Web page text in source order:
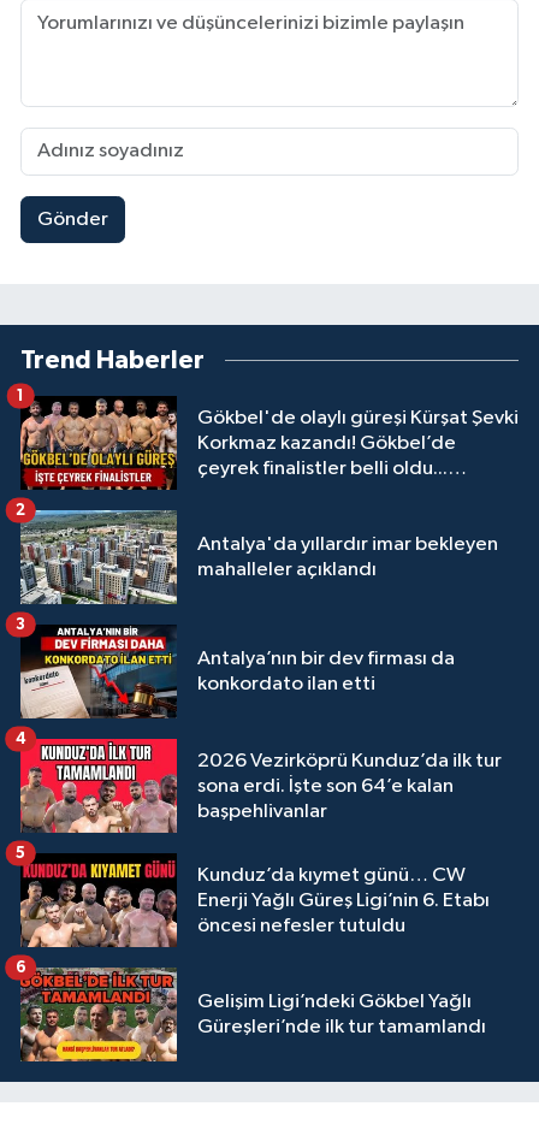
Gönder
Trend Haberler
Gökbel'de olaylı güreşi Kürşat Şevki
Korkmaz kazandı! Gökbel’de
çeyrek finalistler belli oldu...
1
Antalya'da yıllardır imar bekleyen
mahalleler açıklandı
2
Antalya’nın bir dev firması da
konkordato ilan etti
3
2026 Vezirköprü Kunduz’da ilk tur
sona erdi. İşte son 64’e kalan
başpehlivanlar
4
Kunduz’da kıymet günü… CW
Enerji Yağlı Güreş Ligi’nin 6. Etabı
öncesi nefesler tutuldu
5
Gelişim Ligi’ndeki Gökbel Yağlı
Güreşleri’nde ilk tur tamamlandı
6